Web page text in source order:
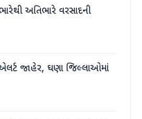
અતિભારે વરસાદની
જાહેર, ઘણા જિલ્લાઓમાં